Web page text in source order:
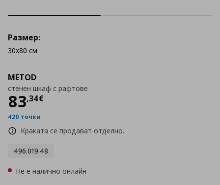
METOD
стенен шкаф с рафтове
83,34€
Цена
420 точки
Краката се продават отделно.
496.019.48
Размер:
30x80 см
Не е налично онлайн